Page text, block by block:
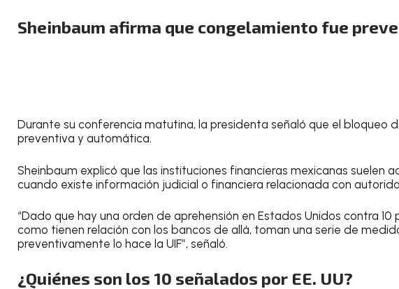
Sheinbaum afirma que congelamiento fue
Durante su conferencia matutina, la presidenta señaló que el bloqueo
preventiva y automática.
Sheinbaum explicó que las instituciones financieras mexicanas suelen
cuando existe información judicial o financiera relacionada con
“Dado que hay una orden de aprehensión en Estados Unidos contra 10
como tienen relación con los bancos de allá, toman una serie de
preventivamente lo hace la UIF”, señaló.
¿Quiénes son los 10 señalados por EE. UU?